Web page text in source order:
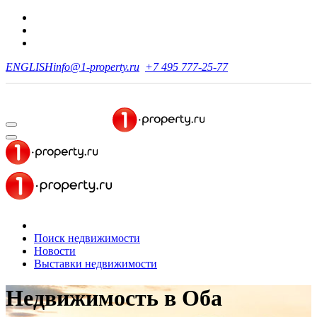
ENGLISHinfo@1-property.ru +7 495 777-25-77
Поиск недвижимости
Новости
Выставки недвижимости
Недвижимостьв Оба